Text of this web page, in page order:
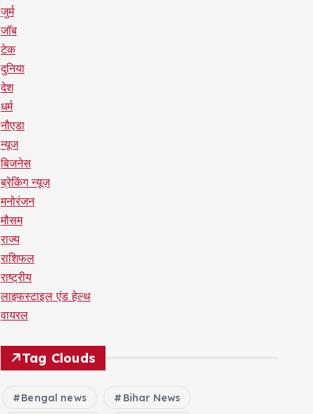
जुर्म
जॉब
टेक
दुनिया
देश
धर्म
नौएडा
न्यूज
बिजनेस
ब्रेकिंग न्यूज़
मनोरंजन
मौसम
राज्य
राशिफल
राष्ट्रीय
लाइफस्टाइल एंड हेल्थ
वायरल
Tag Clouds
Bengal news Bihar News